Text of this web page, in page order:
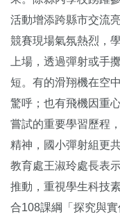
活動增添跨縣市交流
競賽現場氣氛熱烈，
上場，透過彈射或手
短。有的滑翔機在空
驚呼；也有飛機因重
嘗試的重要學習歷程
精神，國小彈射組更
教育處王淑玲處長表
推動，重視學生科技
合108課綱「探究與